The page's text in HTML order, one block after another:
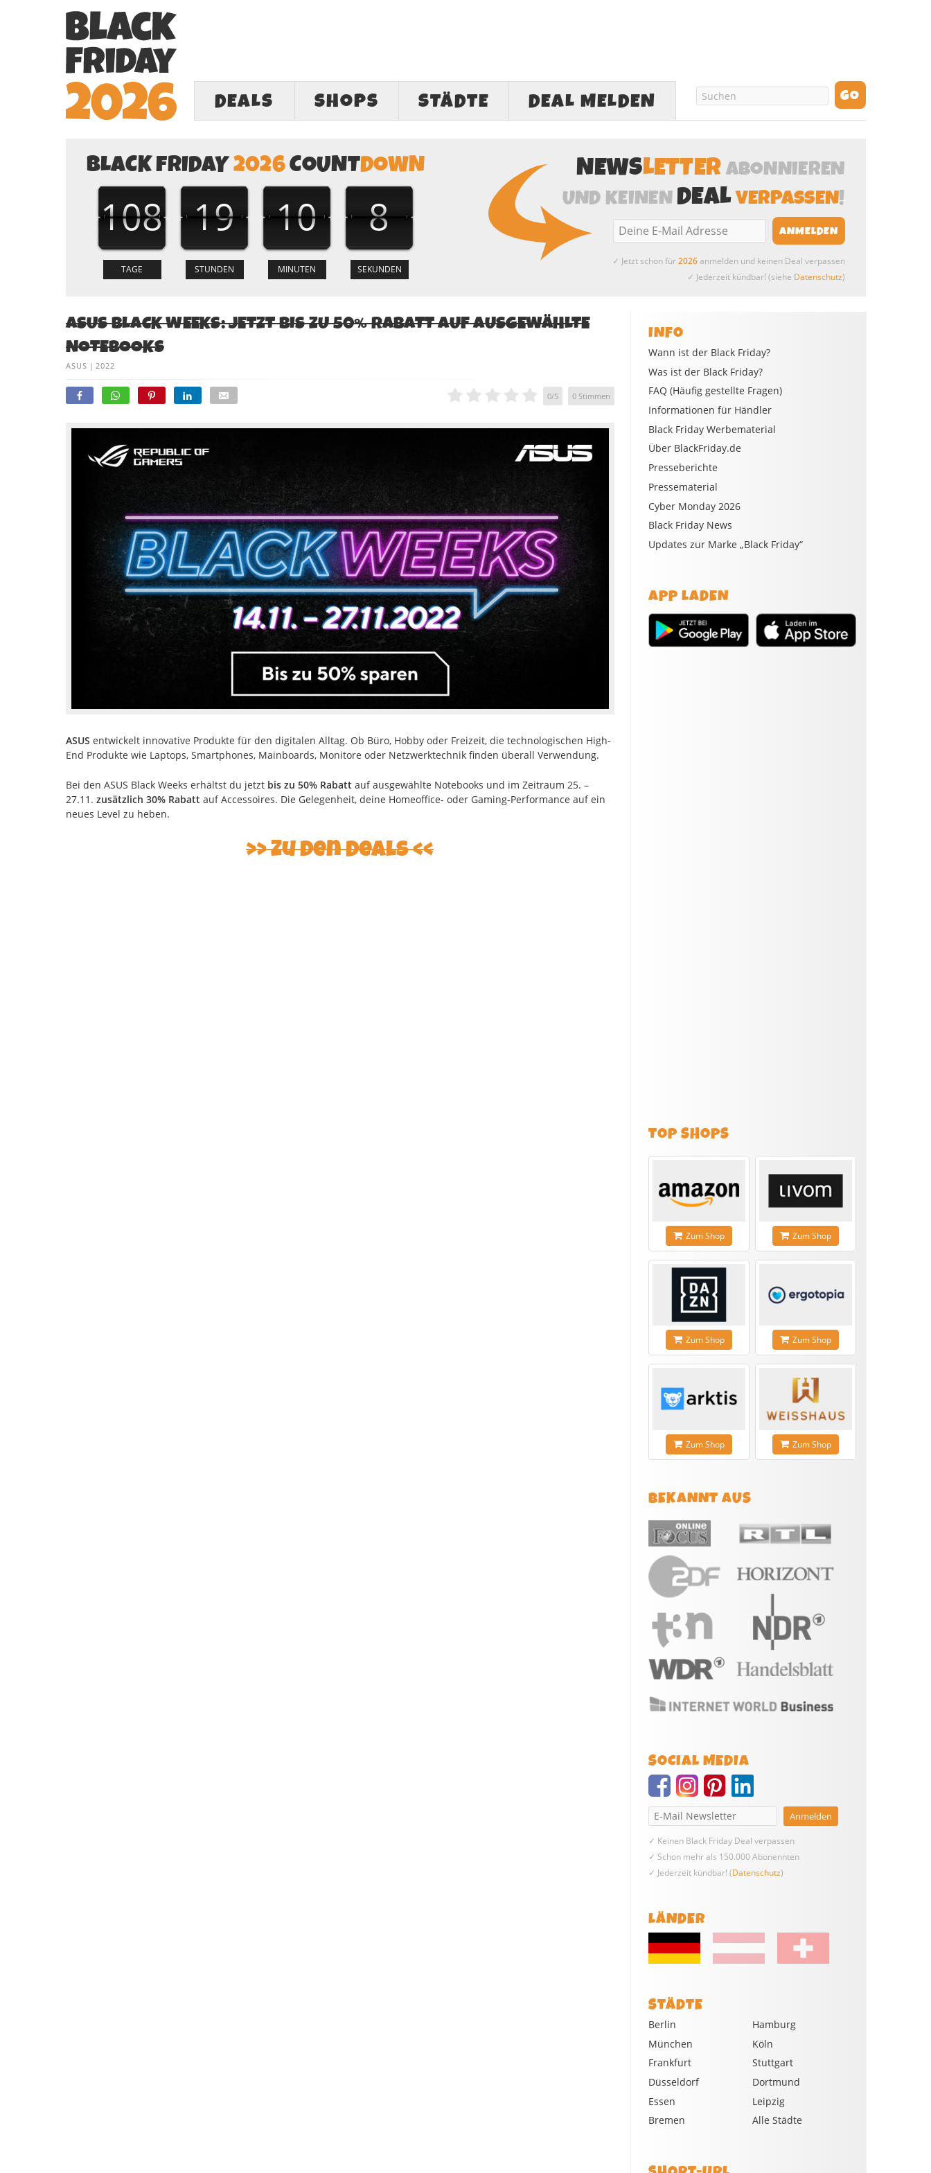
DEALS SHOPS STÄDTE DEAL MELDEN
BLACK FRIDAY2026COUNTDOWN
108 19 10 7
NEWSLETTERABONNIEREN
UND KEINENDEALVERPASSEN!
✓ Jetzt schon für2026anmelden und keinen Deal verpassen
✓ Jederzeit kündbar! (siehe Datenschutz)
ASUS BLACK WEEKS: JETZT BIS ZU 50% RABATT AUF AUSGEWÄHLTE
NOTEBOOKS
ASUS | 2022
0/5 0Stimmen
ASUS entwickelt innovative Produkte für den digitalen Alltag. Ob Büro, Hobby oder Freizeit, die technologischen High-
End Produkte wie Laptops, Smartphones, Mainboards, Monitore oder Netzwerktechnik finden überall Verwendung.
Bei den ASUS Black Weeks erhältst du jetzt bis zu 50% Rabatt auf ausgewählte Notebooks und im Zeitraum 25. –
27.11. zusätzlich 30% Rabatt auf Accessoires. Die Gelegenheit, deine Homeoffice- oder Gaming-Performance auf ein
neues Level zu heben.
Zu den Deals
INFO
Wann ist der Black Friday?
Was ist der Black Friday?
FAQ (Häufig gestellte Fragen)
Informationen für Händler
Black Friday Werbematerial
Über BlackFriday.de
Presseberichte
Pressematerial
Cyber Monday 2026
Black Friday News
Updates zur Marke „Black Friday“
APP LADEN
TOP SHOPS
Zum Shop Zum Shop
Zum Shop Zum Shop
Zum Shop Zum Shop
BEKANNT AUS
SOCIAL MEDIA
✓ Keinen Black Friday Deal verpassen
✓ Schon mehr als 150.000 Abonennten
✓ Jederzeit kündbar! (Datenschutz)
LÄNDER
STÄDTE
Berlin
Hamburg
München
Köln
Frankfurt
Stuttgart
Düsseldorf
Dortmund
Essen
Leipzig
Bremen
Alle Städte